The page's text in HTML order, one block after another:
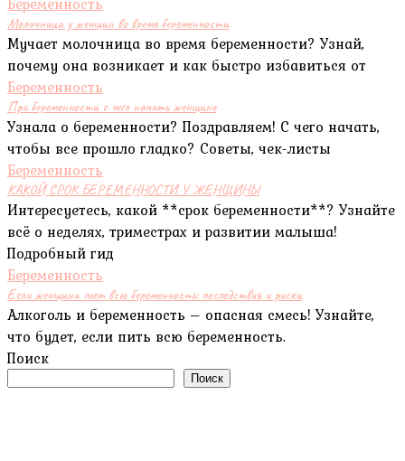
Молочница у женщин во время беременности
Мучает молочница во время беременности? Узнай,
почему она возникает и как быстро избавиться от
Беременность
При беременности с чего начать женщине
Узнала о беременности? Поздравляем! С чего начать,
чтобы все прошло гладко? Советы, чек-листы
Беременность
КАКОЙ СРОК БЕРЕМЕННОСТИ У ЖЕНЩИНЫ
Интересуетесь, какой **срок беременности**? Узнайте
всё о неделях, триместрах и развитии малыша!
Подробный гид
Беременность
Если женщина пьет всю беременность: последствия и риски
Алкоголь и беременность – опасная смесь! Узнайте,
что будет, если пить всю беременность.
Поиск
Поиск